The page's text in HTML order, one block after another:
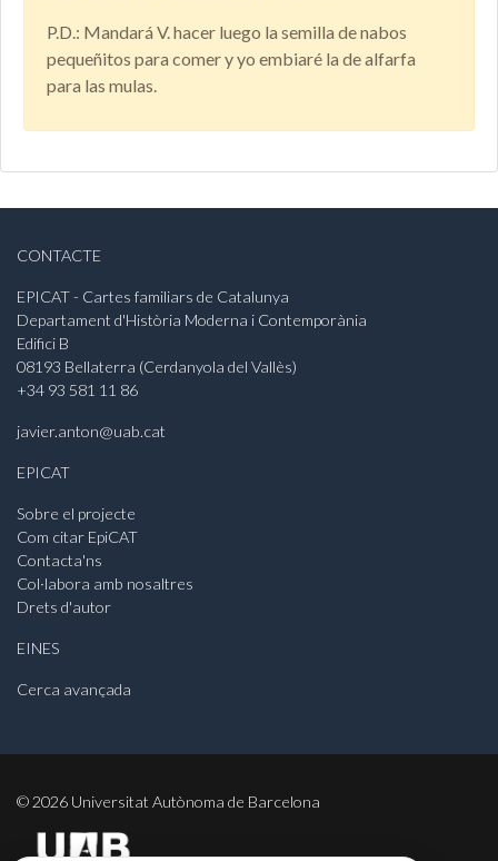
P.D.: Mandará V. hacer luego la semilla de nabos
pequeñitos para comer y yo embiaré la de alfarfa
para las mulas.
CONTACTE
EPICAT - Cartes familiars de Catalunya
Departament d'Història Moderna i Contemporània
Edifici B
08193 Bellaterra (Cerdanyola del Vallès)
+34 93 581 11 86
javier.anton@uab.cat
EPICAT
Sobre el projecte
Com citar EpiCAT
Contacta'ns
Col·labora amb nosaltres
Drets d'autor
EINES
Cerca avançada
© 2026 Universitat Autònoma de Barcelona